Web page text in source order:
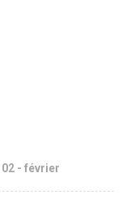
02 - février